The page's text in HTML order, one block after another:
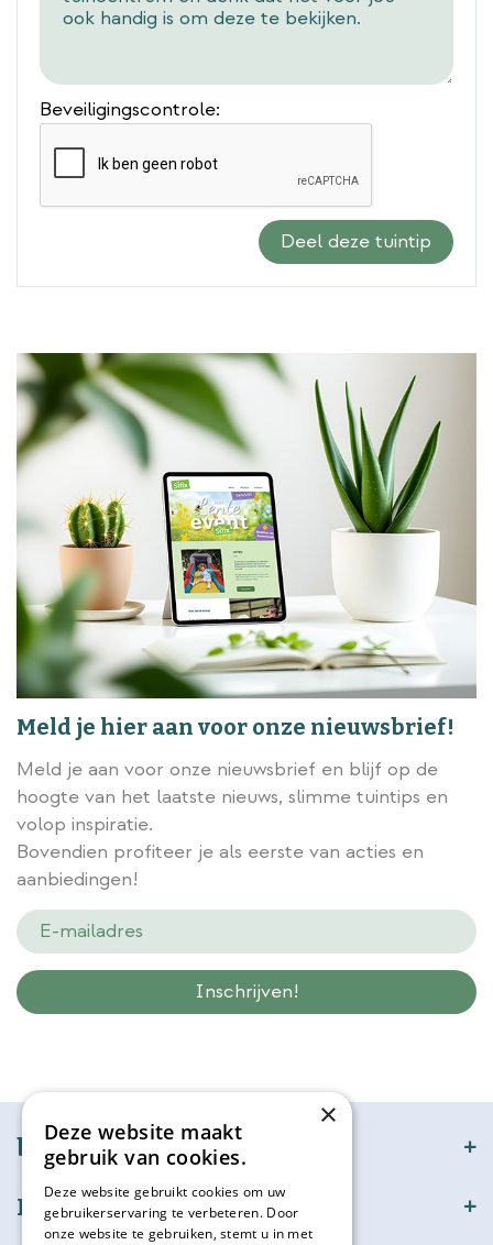
Beveiligingscontrole:
Meld je hier aan voor onze nieuwsbrief!
Meld je aan voor onze nieuwsbrief en blijf op de
hoogte van het laatste nieuws, slimme tuintips en
volop inspiratie.
Bovendien profiteer je als eerste van acties en
aanbiedingen!
bijSTOX
Klantenservice
×
Deze website maakt
gebruik van cookies.
Deze website gebruikt cookies om uw
gebruikerservaring te verbeteren. Door
onze website te gebruiken, stemt u in met